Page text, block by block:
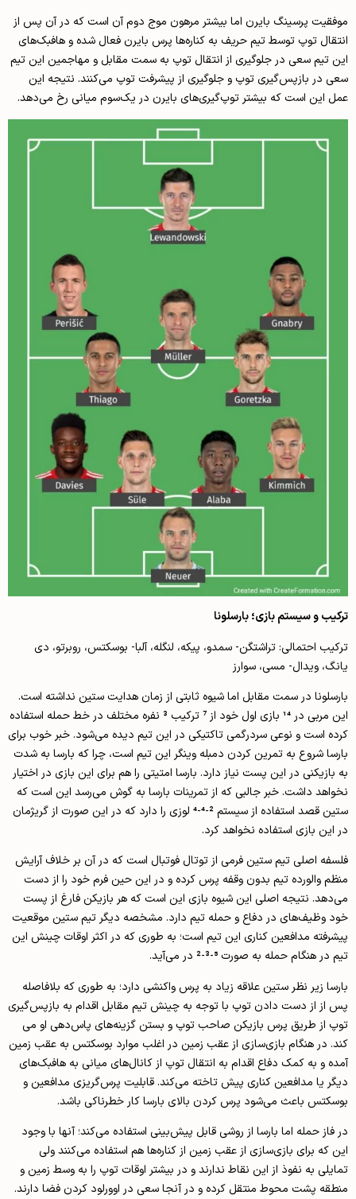
موفقیت پرسینگ بایرن اما بیشتر مرهون موج دوم آن است که در آن پس از
انتقال توپ توسط تیم حریف به کناره­‌ها پرس بایرن فعال شده و هافبک­‌های
این تیم سعی در جلوگیری از انتقال توپ به سمت مقابل و مهاجمین این تیم
سعی در بازپس­‌گیری توپ و جلوگیری از پیشرفت توپ می­‌کنند. نتیجه این
عمل این است که بیشتر توپ­‌گیری‌های بایرن در یک­‌سوم میانی رخ می‌­دهد.
ترکیب و سیستم بازی؛ بارسلونا
ترکیب احتمالی: تراشتگن- سمدو، پیکه، لنگله، آلبا- بوسکتس، روبرتو، دی
یانگ، ویدال- مسی، سوارز
بارسلونا در سمت مقابل اما شیوه ثابتی از زمان هدایت ستین نداشته است.
این مربی در 14 بازی اول خود از 7 ترکیب 3 نفره مختلف در خط حمله استفاده
کرده است و نوعی سردرگمی تاکتیکی در این تیم دیده می­‌شود. خبر خوب برای
بارسا شروع به تمرین کردن دمبله وینگر این تیم است، چرا که بارسا به شدت
به بازیکنی در این پست نیاز دارد. بارسا امتیتی را هم برای این بازی در اختیار
نخواهد داشت. خبر جالبی که از تمرینات بارسا به گوش می­‌رسد این است که
ستین قصد استفاده از سیستم 2-4-4 لوزی را دارد که در این صورت از گریژمان
در این بازی استفاده نخواهد کرد.
فلسفه اصلی تیم ستین فرمی از توتال فوتبال است که در آن بر خلاف آرایش
منظم والورده تیم بدون وقفه پرس کرده و در این حین فرم خود را از دست
می­‌دهد. نتیجه اصلی این شیوه بازی این است که هر بازیکن فارغ از پست
خود وظیف‌ه­ای در دفاع و حمله تیم دارد. مشخصه دیگر تیم ستین موقعیت
پیشرفته مدافعین کناری این تیم است؛ به طوری که در اکثر اوقات چینش این
تیم در هنگام حمله به صورت 5-3-2 در می­‌آید.
بارسا زیر نظر ستین علاقه زیاد به پرس واکنشی دارد؛ به طوری که بلافاصله
پس از از دست دادن توپ با توجه به چینش تیم مقابل اقدام به بازپس­‌گیری
توپ از طریق پرس بازیکن صاحب توپ و بستن گزینه­‌های پاس‌­دهی او می­‌
کند. در هنگام بازی­‌سازی از عقب زمین در اغلب موارد بوسکتس به عقب زمین
آمده و به کمک دفاع اقدام به انتقال توپ از کانال‌­های میانی به هافبک‌­های
دیگر یا مدافعین کناری پیش تاخته می‌کند. قابلیت پرس‌گریزی مدافعین و
بوسکتس باعث می­‌شود پرس کردن بالای بارسا کار خطرناکی باشد.
در فاز حمله اما بارسا از روشی قابل پیش­‌بینی استفاده می­‌کند؛ آن­ها با وجود
این که برای بازی­‌سازی از عقب زمین از کناره‌­ها هم استفاده می­‌کنند ولی
تمایلی به نفوذ از این نقاط ندارند و در بیشتر اوقات توپ را به وسط زمین و
منطقه پشت محوط منتقل کرده و در آن­جا سعی در اوورلود کردن فضا دارند.